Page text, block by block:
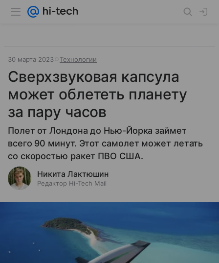
30 марта 2023 Технологии
Сверхзвуковая капсула
может облететь планету
за пару часов
Полет от Лондона до Нью-Йорка займет
всего 90 минут. Этот самолет может летать
со скоростью ракет ПВО США.
Никита Лактюшин
Редактор Hi-Tech Mail